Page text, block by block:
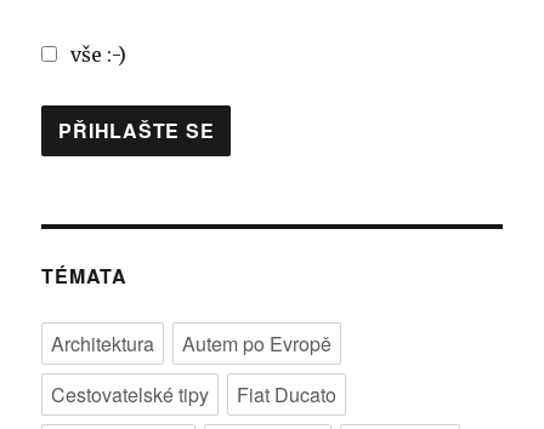
vše :-)
TÉMATA
Architektura
Autem po Evropě
Cestovatelské tipy
Fiat Ducato